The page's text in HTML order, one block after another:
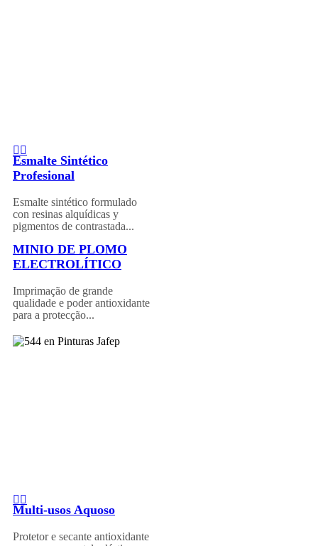
Esmalte Sintético
Profesional
Esmalte sintético formulado
con resinas alquídicas y
pigmentos de contrastada...
MINIO DE PLOMO
ELECTROLÍTICO
Imprimação de grande
qualidade e poder antioxidante
para a protecção...
Multi-usos Aquoso
Protetor e secante antioxidante